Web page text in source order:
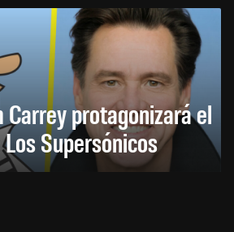
Carrey protagonizará el
Supersónicos